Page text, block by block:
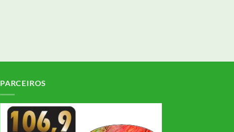
PARCEIROS